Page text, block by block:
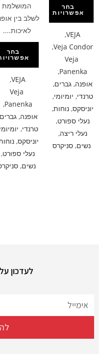
בחר
אפשרויות
VEJA
,
Veja Condor
,
Veja
Panenka
,
אופנה,גברים,
טרנדי, יומיומי,
יוניסקס,נוחות,
נעלי ספורט,
נעלי ריצה,
נשים, סניקרס
המושלמת
לשלב בין
לאיכות....
בחר
VEJA
,
Veja
Panenka
,
אופנה,
טרנדי,
יוניסקס,
נעלי ספורט,
נשים,
לעדכון